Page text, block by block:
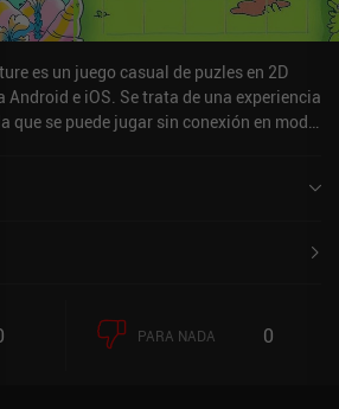
es un juego casual de puzles en 2D
e iOS. Se trata de una experiencia
que se puede jugar sin conexión en modo
una puntuación de 3,8 sobre 5,0
PARA NADA 0